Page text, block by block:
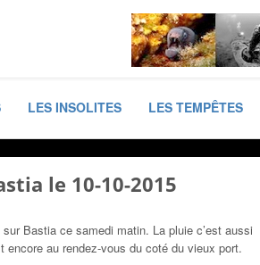
LES INSOLITES LES TEMPÊTES
le 10-10-2015
Bastia ce samedi matin. La pluie c’est aussi
encore au rendez-vous du coté du vieux port.